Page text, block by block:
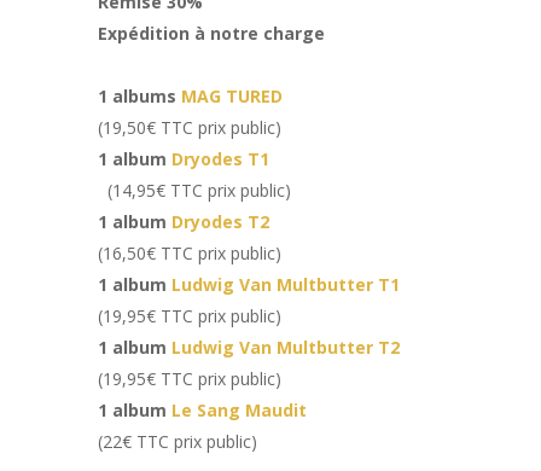
Expédition à notre charge
1 albums MAG TURED
(19,50€ TTC prix public)
1 album Dryodes T1
(14,95€ TTC prix public)
1 album Dryodes T2
(16,50€ TTC prix public)
1 album Ludwig Van Multbutter T1
(19,95€ TTC prix public)
1 album Ludwig Van Multbutter T2
(19,95€ TTC prix public)
1 album Le Sang Maudit
(22€ TTC prix public)